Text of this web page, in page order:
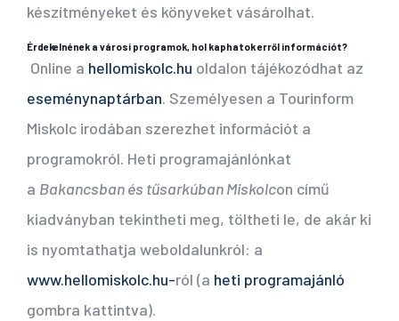
készítményeket és könyveket vásárolhat.
Érdekelnének a városi programok, hol kaphatok erről információt?
Online a hellomiskolc.hu oldalon tájékozódhat az
eseménynaptárban. Személyesen a Tourinform
Miskolc irodában szerezhet információt a
programokról. Heti programajánlónkat
a Bakancsban és tűsarkúban Miskolcon című
kiadványban tekintheti meg, töltheti le, de akár ki
is nyomtathatja weboldalunkról: a
www.hellomiskolc.hu-ról (a heti programajánló
gombra kattintva).